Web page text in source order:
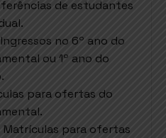
de estudantes
Ingressos no 6º ano do
ou 1º ano do
para ofertas do
Matrículas para ofertas